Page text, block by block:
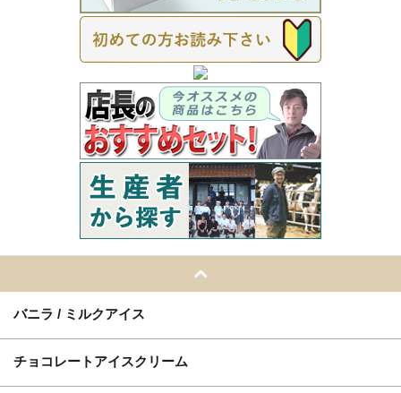
バニラ / ミルクアイス
チョコレートアイスクリーム